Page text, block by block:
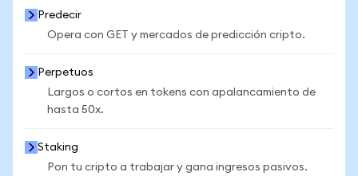
Predecir
Opera con GET y mercados de predicción cripto.
Perpetuos
Largos o cortos en tokens con apalancamiento de
hasta 50x.
Staking
Pon tu cripto a trabajar y gana ingresos pasivos.